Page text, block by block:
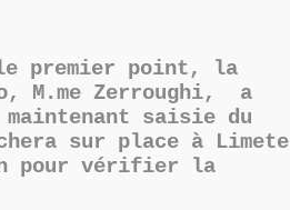
premier point, la
M.me Zerroughi, a
saisie du
sur place à Limete
pour vérifier la